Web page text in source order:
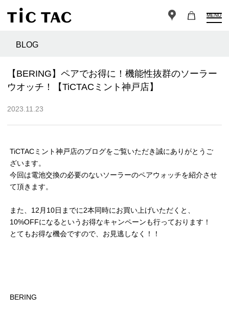
MENU
BLOG
【BERING】ペアでお得に！機能性抜群のソーラー
ウオッチ！【TiCTACミント神戸店】
2023.11.23
TiCTACミント神戸店のブログをご覧いただき誠にありがとうご
ざいます。
今回は電池交換の必要のないソーラーのペアウォッチを紹介させ
て頂きます。
また、12月10日までに2本同時にお買い上げいただくと、
10%OFFになるというお得なキャンペーンも行っております！
とてもお得な機会ですので、お見逃しなく！！
BERING